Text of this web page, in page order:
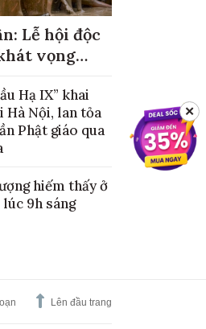
Lễ hội độc
vọng
Hạ IX” khai
Hà Nội, lan tỏa
Phật giáo qua
hiếm thấy ở
9h sáng
Lên đầu trang
✕